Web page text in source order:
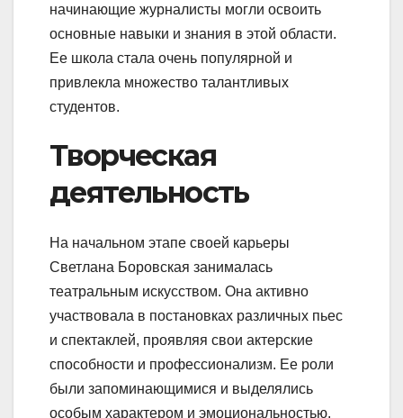
начинающие журналисты могли освоить
основные навыки и знания в этой области.
Ее школа стала очень популярной и
привлекла множество талантливых
студентов.
Творческая
деятельность
На начальном этапе своей карьеры
Светлана Боровская занималась
театральным искусством. Она активно
участвовала в постановках различных пьес
и спектаклей, проявляя свои актерские
способности и профессионализм. Ее роли
были запоминающимися и выделялись
особым характером и эмоциональностью.